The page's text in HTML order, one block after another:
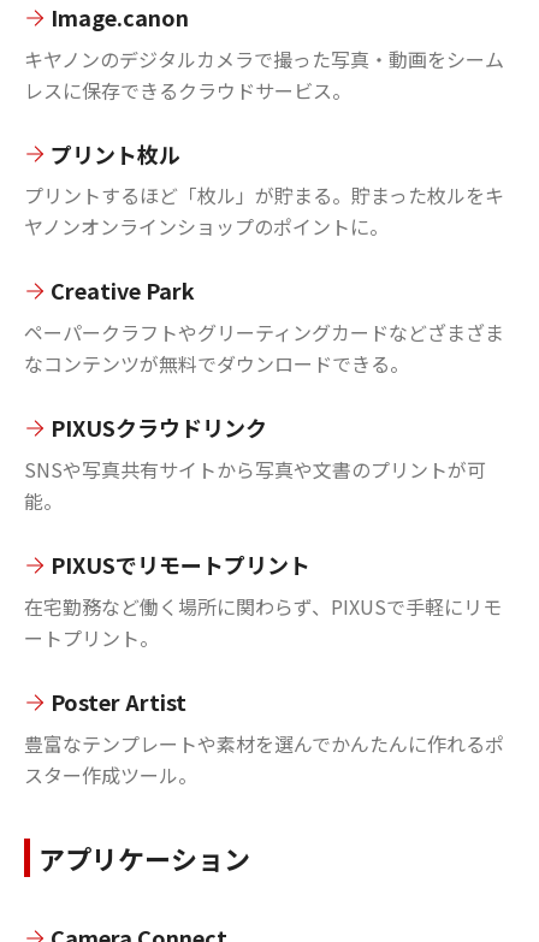
Image.canon
キヤノンのデジタルカメラで撮った写真・動画をシーム
レスに保存できるクラウドサービス。
プリント枚ル
プリントするほど「枚ル」が貯まる。貯まった枚ルをキ
ヤノンオンラインショップのポイントに。
Creative Park
ペーパークラフトやグリーティングカードなどざまざま
なコンテンツが無料でダウンロードできる。
PIXUSクラウドリンク
SNSや写真共有サイトから写真や文書のプリントが可
能。
PIXUSでリモートプリント
在宅勤務など働く場所に関わらず、PIXUSで手軽にリモ
ートプリント。
Poster Artist
豊富なテンプレートや素材を選んでかんたんに作れるポ
スター作成ツール。
アプリケーション